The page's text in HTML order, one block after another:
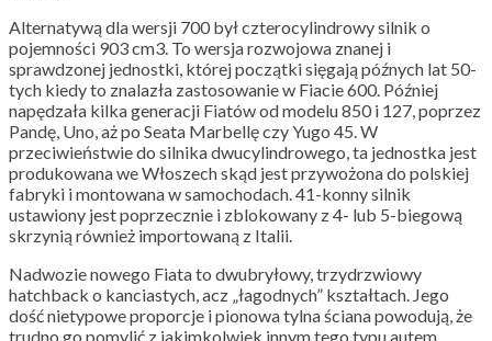
Alternatywą dla wersji 700 był czterocylindrowy silnik o
pojemności 903 cm3. To wersja rozwojowa znanej i
sprawdzonej jednostki, której początki sięgają późnych lat 50-
tych kiedy to znalazła zastosowanie w Fiacie 600. Później
napędzała kilka generacji Fiatów od modelu 850 i 127, poprzez
Pandę, Uno, aż po Seata Marbellę czy Yugo 45. W
przeciwieństwie do silnika dwucylindrowego, ta jednostka jest
produkowana we Włoszech skąd jest przywożona do polskiej
fabryki i montowana w samochodach. 41-konny silnik
ustawiony jest poprzecznie i zblokowany z 4- lub 5-biegową
skrzynią również importowaną z Italii.
Nadwozie nowego Fiata to dwubryłowy, trzydrzwiowy
hatchback o kanciastych, acz „łagodnych” kształtach. Jego
dość nietypowe proporcje i pionowa tylna ściana powodują, że
trudno go pomylić z jakimkolwiek innym tego typu autem